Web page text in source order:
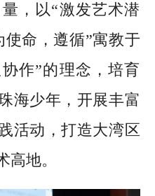
，以“激发艺术潜
命，遵循”寓教于
作”的理念，培育
海少年，开展丰富
活动，打造大湾区
地。